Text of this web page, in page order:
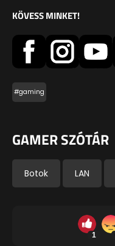
KÖVESS MINKET!
#gaming
GAMER SZÓTÁR
Botok LAN
1